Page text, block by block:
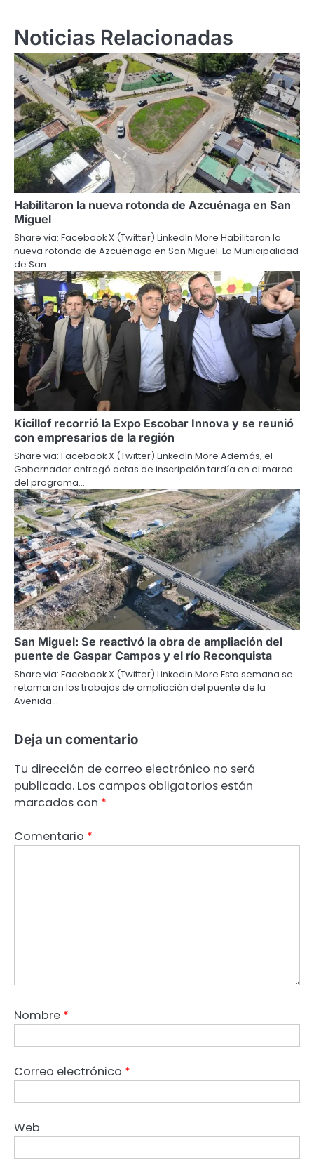
Noticias Relacionadas
Habilitaron la nueva rotonda de Azcuénaga en San
Miguel
Share via: Facebook X (Twitter) LinkedIn More Habilitaron la
nueva rotonda de Azcuénaga en San Miguel. La Municipalidad
de San…
Kicillof recorrió la Expo Escobar Innova y se reunió
con empresarios de la región
Share via: Facebook X (Twitter) LinkedIn More Además, el
Gobernador entregó actas de inscripción tardía en el marco
del programa…
San Miguel: Se reactivó la obra de ampliación del
puente de Gaspar Campos y el río Reconquista
Share via: Facebook X (Twitter) LinkedIn More Esta semana se
retomaron los trabajos de ampliación del puente de la
Avenida…
Deja un comentario
Tu dirección de correo electrónico no será
publicada. Los campos obligatorios están
marcados con *
Comentario *
Nombre *
Correo electrónico *
Web